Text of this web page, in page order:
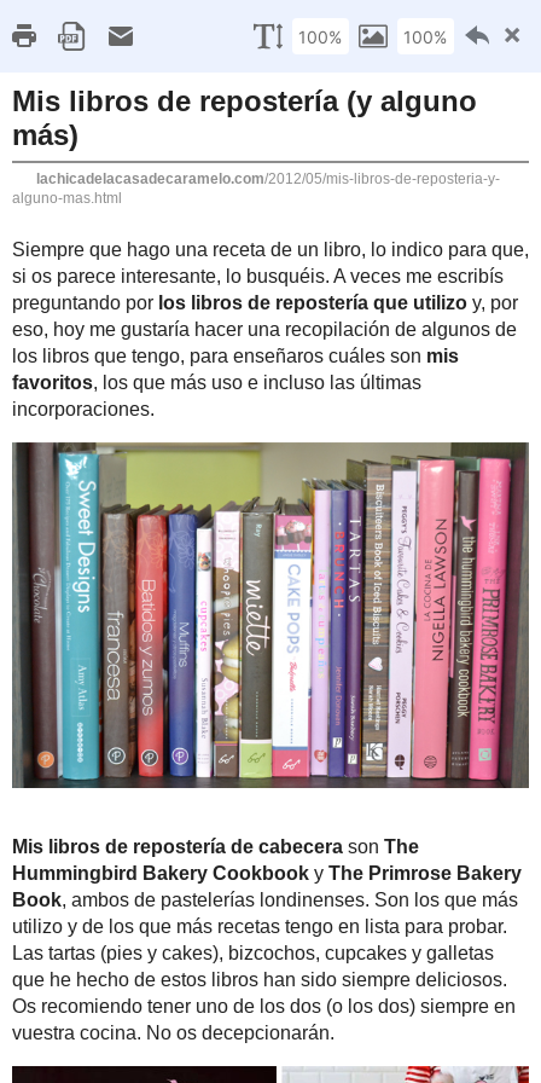
INICIO ÍNDICE DE RECETAS FIESTAS
Mis libros de
Siempre que hago una
me escribís
recopilación de
uso e incluso las